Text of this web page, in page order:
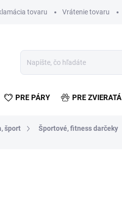
tovaru Vrátenie tovaru
PRE PÁRY PRE ZVIERATÁ
šport Športové, fitness darčeky